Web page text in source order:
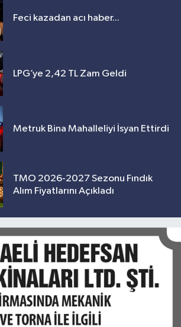
Feci kazadan acı haber...
LPG’ye 2,42 TL Zam Geldi
Metruk Bina Mahalleliyi İsyan Ettirdi
TMO 2026-2027 Sezonu Fındık
Alım Fiyatlarını Açıkladı